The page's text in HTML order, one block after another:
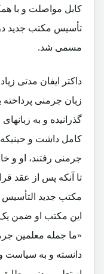
کابل مواصلت و با
تأسیس مکتب جدید
مسمی شد.
داکتر ایفان مدتی
زبان جرمنی
گذرانیده و به
کامل داشت و
جرمنی رفتند، او و
تا آنکه پس از عقد
مکتب جدید التأسیس
این مکتب او ضمن یک
«ما جمله معلمین
دانسته و به سیاست